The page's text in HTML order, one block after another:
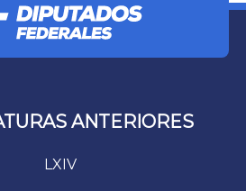
ANTERIORES
LXIV